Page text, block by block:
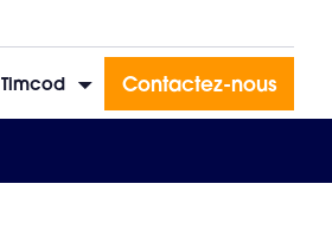
Timcod Contactez-nous